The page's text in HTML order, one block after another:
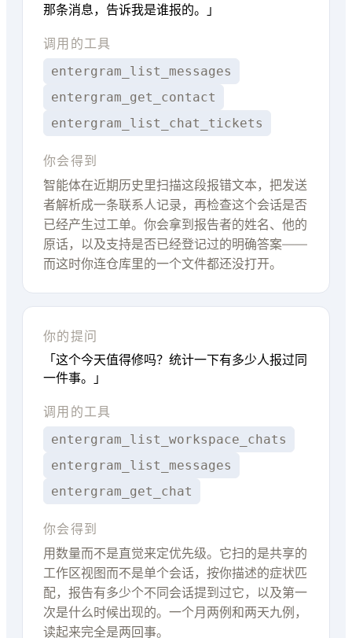
那条消息，告诉我是谁报的。」
调用的工具
entergram_list_messages
entergram_get_contact
entergram_list_chat_tickets
你会得到
智能体在近期历史里扫描这段报错文本，把发送
者解析成一条联系人记录，再检查这个会话是否
已经产生过工单。你会拿到报告者的姓名、他的
原话，以及支持是否已经登记过的明确答案——
而这时你连仓库里的一个文件都还没打开。
你的提问
「这个今天值得修吗？统计一下有多少人报过同
一件事。」
调用的工具
entergram_list_workspace_chats
entergram_list_messages
entergram_get_chat
你会得到
用数量而不是直觉来定优先级。它扫的是共享的
工作区视图而不是单个会话，按你描述的症状匹
配，报告有多少个不同会话提到过它，以及第一
次是什么时候出现的。一个月两例和两天九例，
读起来完全是两回事。